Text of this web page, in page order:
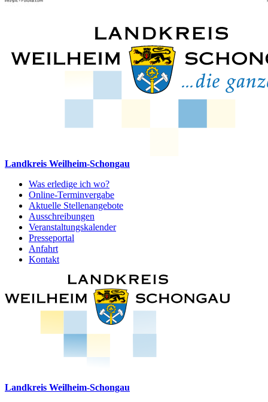
Landkreis Weilheim-Schongau
Was erledige ich wo?
Online-Terminvergabe
Aktuelle Stellenangebote
Ausschreibungen
Veranstaltungskalender
Presseportal
Anfahrt
Kontakt
Landkreis Weilheim-Schongau